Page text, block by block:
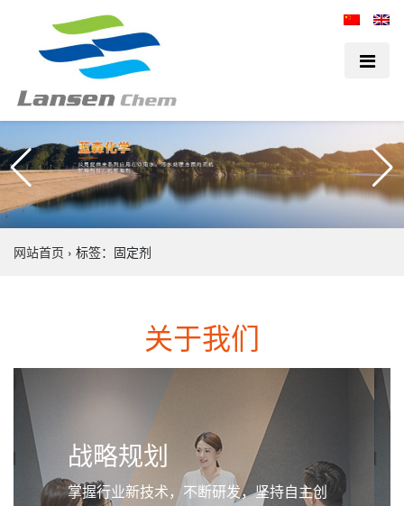
网站首页 › 标签：固定剂
关于我们
战略规划
掌握行业新技术，不断研发，坚持自主创